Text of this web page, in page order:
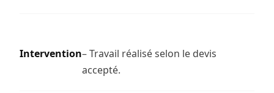
Intervention– Travail réalisé selon le devis
accepté.